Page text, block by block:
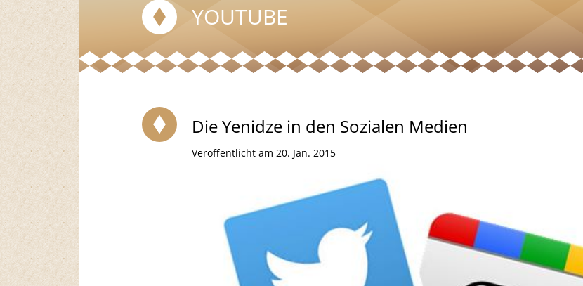
YOUTUBE
Die Yenidze in den Sozialen Medien
Veröffentlicht am 20. Jan. 2015